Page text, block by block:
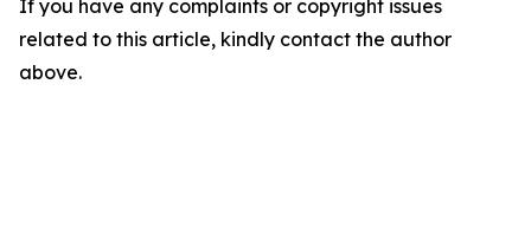
If you have any complaints or copyright issues
related to this article, kindly contact the author
above.